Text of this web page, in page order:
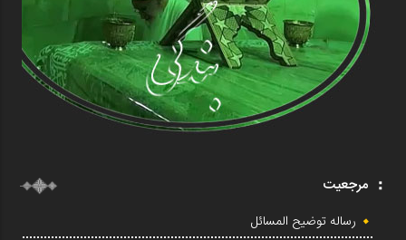
مرجعیت
رساله توضیح المسائل